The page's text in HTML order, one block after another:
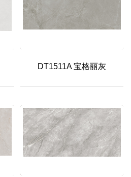
DT1511A 宝格丽灰